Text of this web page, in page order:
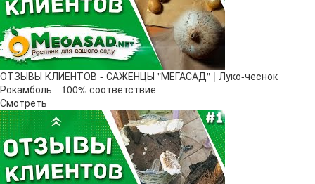
ОТЗЫВЫ КЛИЕНТОВ - САЖЕНЦЫ "МЕГАСАД" | Луко-чеснок
Рокамболь - 100% соответствие
Смотреть